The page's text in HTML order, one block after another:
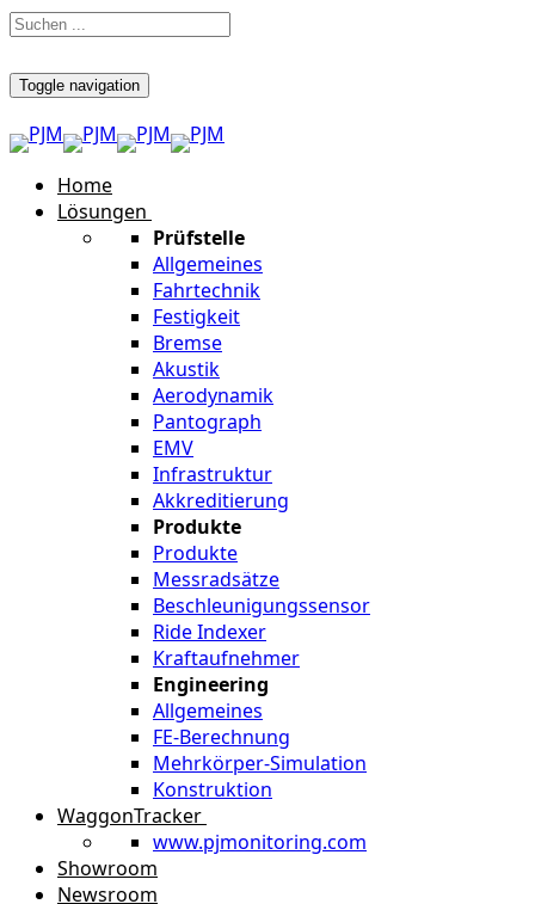
Toggle navigation
Home
Lösungen
Prüfstelle
Allgemeines
Fahrtechnik
Festigkeit
Bremse
Akustik
Aerodynamik
Pantograph
EMV
Infrastruktur
Akkreditierung
Produkte
Produkte
Messradsätze
Beschleunigungssensor
Ride Indexer
Kraftaufnehmer
Engineering
Allgemeines
FE-Berechnung
Mehrkörper-Simulation
Konstruktion
WaggonTracker
www.pjmonitoring.com
Showroom
Newsroom